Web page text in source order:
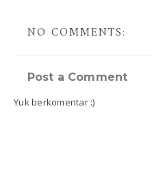
NO COMMENTS:
Post a Comment
Yuk berkomentar :)